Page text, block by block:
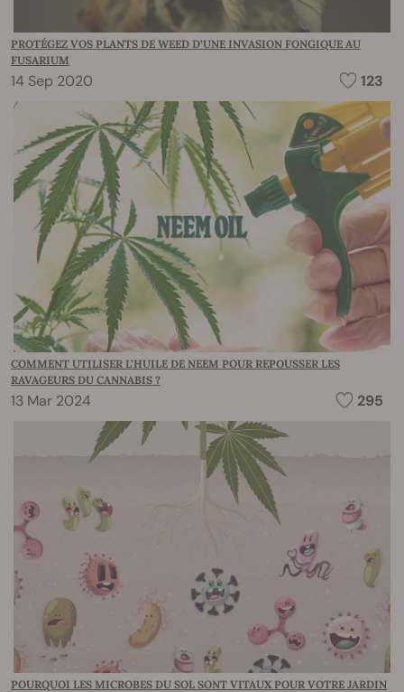
PROTÉGEZ VOS PLANTS DE WEED D’UNE INVASION FONGIQUE AU
FUSARIUM
14 Sep 2020 123
COMMENT UTILISER L’HUILE DE NEEM POUR REPOUSSER LES
RAVAGEURS DU CANNABIS ?
13 Mar 2024 295
POURQUOI LES MICROBES DU SOL SONT VITAUX POUR VOTRE JARDIN